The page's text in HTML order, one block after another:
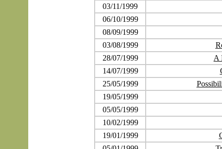
03/11/1999
06/10/1999
08/09/1999
03/08/1999
28/07/1999
A
14/07/1999
25/05/1999
19/05/1999
05/05/1999
10/02/1999
19/01/1999